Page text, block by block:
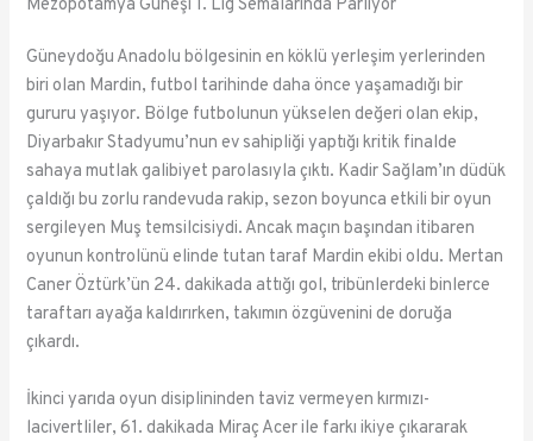
Mezopotamya Güneşi 1. Lig Semalarında Parlıyor
Güneydoğu Anadolu bölgesinin en köklü yerleşim yerlerinden
biri olan Mardin, futbol tarihinde daha önce yaşamadığı bir
gururu yaşıyor. Bölge futbolunun yükselen değeri olan ekip,
Diyarbakır Stadyumu’nun ev sahipliği yaptığı kritik finalde
sahaya mutlak galibiyet parolasıyla çıktı. Kadir Sağlam’ın düdük
çaldığı bu zorlu randevuda rakip, sezon boyunca etkili bir oyun
sergileyen Muş temsilcisiydi. Ancak maçın başından itibaren
oyunun kontrolünü elinde tutan taraf Mardin ekibi oldu. Mertan
Caner Öztürk’ün 24. dakikada attığı gol, tribünlerdeki binlerce
taraftarı ayağa kaldırırken, takımın özgüvenini de doruğa
çıkardı.
İkinci yarıda oyun disiplininden taviz vermeyen kırmızı-
lacivertliler, 61. dakikada Miraç Acer ile farkı ikiye çıkararak